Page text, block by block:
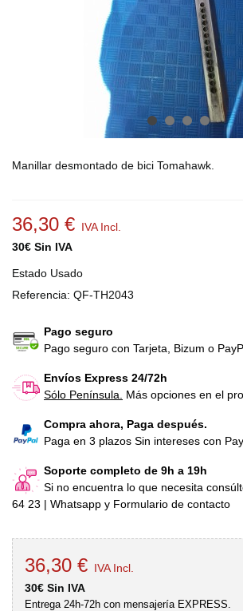
Manillar desmontado de bici Tomahawk.
36,30 € IVA Incl.
30€ Sin IVA
Estado Usado
Referencia: QF-TH2043
Pago seguro
Pago seguro con Tarjeta, Bizum o
Envíos Express 24/72h
Sólo Península.
Más opciones en el
Compra ahora, Paga después.
Paga en 3 plazos Sin intereses con
Soporte completo de 9h a 19h
Si no encuentra lo que necesita
64 23 | Whatsapp y Formulario de contacto
36,30 € IVA Incl.
30€ Sin IVA
Entrega 24h-72h con mensajería EXPRESS.